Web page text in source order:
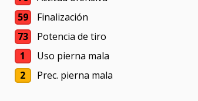
59
Finalización
73
Potencia de tiro
1
Uso pierna mala
2
Prec. pierna mala